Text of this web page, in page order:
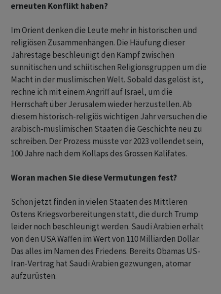
erneuten Konflikt haben?
Im Orient denken die Leute mehr in historischen und
religiösen Zusammenhängen. Die Häufung dieser
Jahrestage beschleunigt den Kampf zwischen
sunnitischen und schiitischen Religionsgruppen um die
Macht in der muslimischen Welt. Sobald das gelöst ist,
rechne ich mit einem Angriff auf Israel, um die
Herrschaft über Jerusalem wieder herzustellen. Ab
diesem historisch-religiös wichtigen Jahr versuchen die
arabisch-muslimischen Staaten die Geschichte neu zu
schreiben. Der Prozess müsste vor 2023 vollendet sein,
100 Jahre nach dem Kollaps des Grossen Kalifates.
Woran machen Sie diese Vermutungen fest?
Schon jetzt finden in vielen Staaten des Mittleren
Ostens Kriegsvorbereitungen statt, die durch Trump
leider noch beschleunigt werden. Saudi Arabien erhält
von den USA Waffen im Wert von 110 Milliarden Dollar.
Das alles im Namen des Friedens. Bereits Obamas US-
Iran-Vertrag hat Saudi Arabien gezwungen, atomar
aufzurüsten.